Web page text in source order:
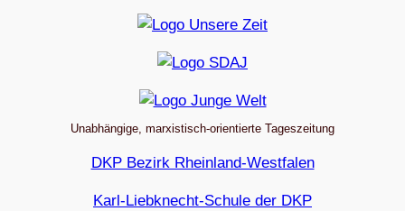
Unabhängige, marxistisch-orientierte Tageszeitung
DKP Bezirk Rheinland-Westfalen
Karl-Liebknecht-Schule der DKP